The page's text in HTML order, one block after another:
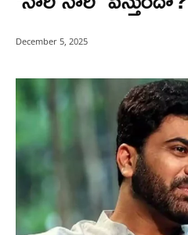
December 5, 2025